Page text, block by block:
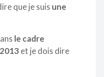
que je suis une
le cadre
et je dois dire